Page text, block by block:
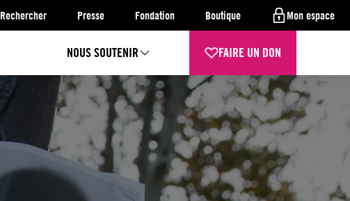
Rechercher Presse Fondation Boutique Mon espace
NOUS SOUTENIR FAIRE UN DON